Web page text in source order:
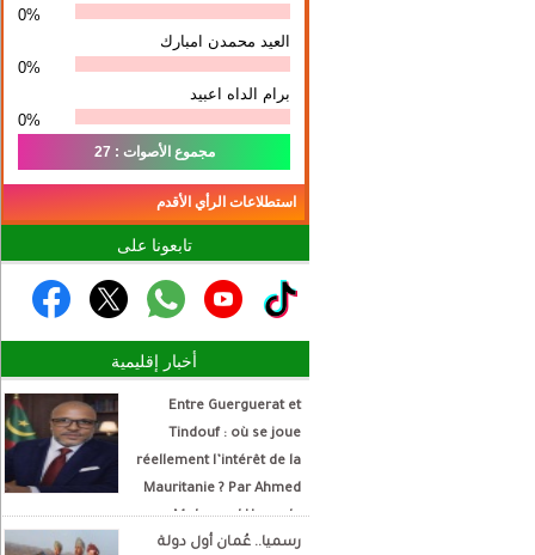
0%
العيد محمدن امبارك
0%
برام الداه اعبيد
0%
مجموع الأصوات : 27
استطلاعات الرأي الأقدم
تابعونا على
أخبار إقليمية
Entre Guerguerat et
Tindouf : où se joue
réellement l’intérêt de la
Mauritanie ? Par Ahmed
Mohamed Hamada
Écrivain et analyste
رسميا.. عُمان أول دولة